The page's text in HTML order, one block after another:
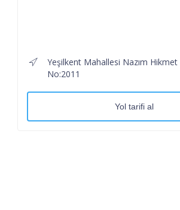
Yeşilkent Mahallesi Nazım Hikmet
No:2011
Yol tarifi al